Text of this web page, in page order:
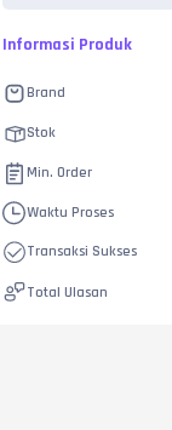
Informasi Produk
Brand
Stok
Min. Order
Waktu Proses
Transaksi Sukses
Total Ulasan